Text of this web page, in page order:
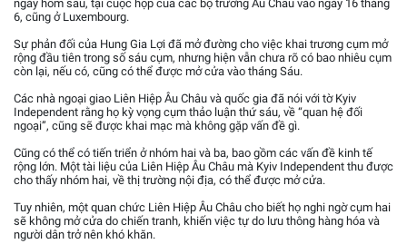
ngày hôm sau, tại cuộc họp của các bộ trưởng Âu Châu vào ngày 16 tháng
6, cũng ở Luxembourg.
Sự phản đối của Hung Gia Lợi đã mở đường cho việc khai trương cụm mở
rộng đầu tiên trong số sáu cụm, nhưng hiện vẫn chưa rõ có bao nhiêu cụm
còn lại, nếu có, cũng có thể được mở cửa vào tháng Sáu.
Các nhà ngoại giao Liên Hiệp Âu Châu và quốc gia đã nói với tờ Kyiv
Independent rằng họ kỳ vọng cụm thảo luận thứ sáu, về “quan hệ đối
ngoại”, cũng sẽ được khai mạc mà không gặp vấn đề gì.
Cũng có thể có tiến triển ở nhóm hai và ba, bao gồm các vấn đề kinh tế
rộng lớn. Một tài liệu của Liên Hiệp Âu Châu mà Kyiv Independent thu được
cho thấy nhóm hai, về thị trường nội địa, có thể được mở cửa.
Tuy nhiên, một quan chức Liên Hiệp Âu Châu cho biết họ nghi ngờ cụm hai
sẽ không mở cửa do chiến tranh, khiến việc tự do lưu thông hàng hóa và
người dân trở nên khó khăn.